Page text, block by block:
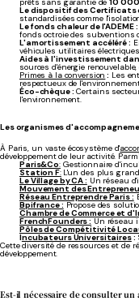
Le dispositif des Certificats
standardisées comme
Le fonds chaleur de l'ADEME :
fonds octroie des
L'amortissement accéléré :
véhicules utilitaires
Aides à l'investissement
sources d'énergie
Primes à la conversion : Les
respectueux de
Éco-chèque : Certains
l'environnement.
Les organismes
À Paris, un vaste écosystème d'
développement de leur activité.
Paris&Co:Gestionnaire
Station F: L'un des plus
Le Village by CA : Un réseau
Mouvement des
Réseau Entreprendre Paris :
Bpifrance :Propose des
Chambre de Commerce et
FrenchFounders :Un réseau
Pôles de Compétitivité
Incubateurs Universitaires:
Cette diversité de ressources et de
développement.
Est-il nécessaire de consulter